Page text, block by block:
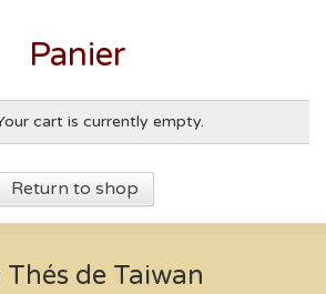
Panier
cart is currently empty.
Return to shop
Thés de Taiwan